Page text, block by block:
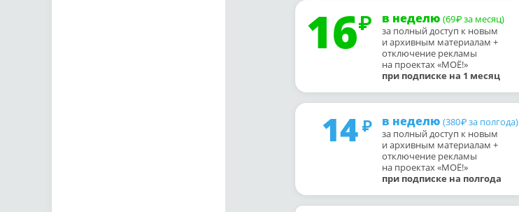
16 в неделю (69₽ за месяц)
за полный доступ к новым
и архивным материалам +
отключение рекламы
на проектах «МОЁ!»
при подписке на 1 месяц
14 в неделю (380₽ за полгода)
за полный доступ к новым
и архивным материалам +
отключение рекламы
на проектах «МОЁ!»
при подписке на полгода